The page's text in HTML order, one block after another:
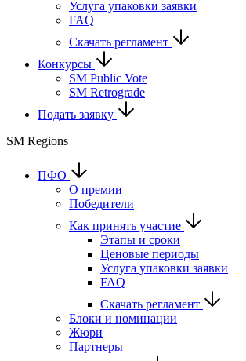
Услуга упаковки заявки
FAQ
Скачать регламент
Конкурсы
SM Public Vote
SM Retrograde
Подать заявку
SM Regions
ПФО
О премии
Победители
Как принять участие
Этапы и сроки
Ценовые периоды
Услуга упаковки заявки
FAQ
Скачать регламент
Блоки и номинации
Жюри
Партнеры